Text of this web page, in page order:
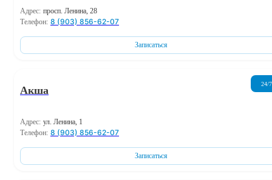
Адрес: просп. Ленина, 28
Телефон: 8 (903) 856-62-07
Записаться
Акша
24/7
Адрес: ул. Ленина, 1
Телефон: 8 (903) 856-62-07
Записаться